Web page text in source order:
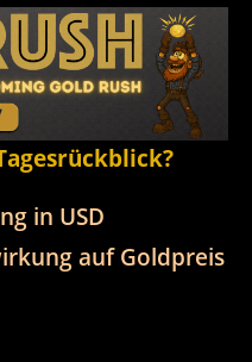
in USD
auf Goldpreis